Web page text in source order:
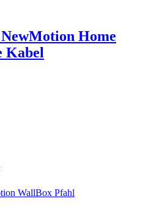
Home
Kabel